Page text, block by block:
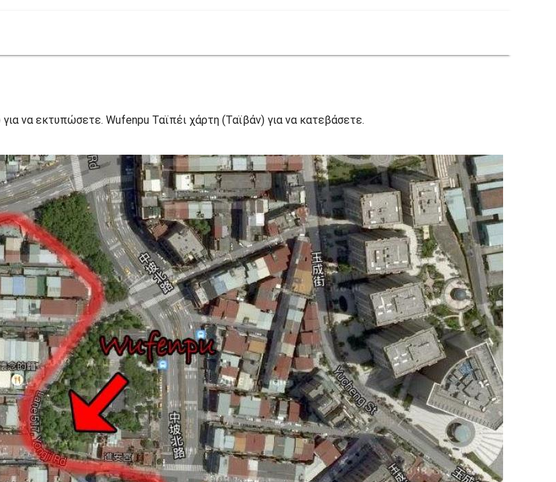
να εκτυπώσετε. Wufenpu Ταϊπέι χάρτη (Ταϊβάν) για να κατεβάσετε.